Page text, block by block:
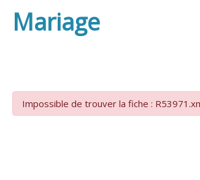
Mariage
Impossible de trouver la fiche :